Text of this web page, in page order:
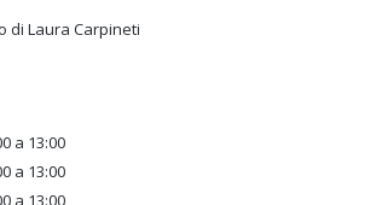
di Laura Carpineti
a 13:00
a 13:00
a 13:00